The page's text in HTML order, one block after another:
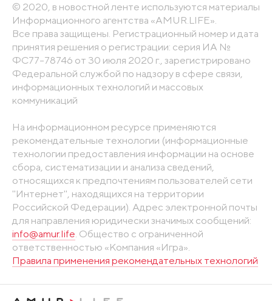
© 2020, в новостной ленте используются материалы
Информационного агентства «AMUR.LIFE».
Все права защищены. Регистрационный номер и дата
принятия решения о регистрации: серия ИА №
ФС77-78746 от 30 июля 2020 г., зарегистрировано
Федеральной службой по надзору в сфере связи,
информационных технологий и массовых
коммуникаций
На информационном ресурсе применяются
рекомендательные технологии (информационные
технологии предоставления информации на основе
сбора, систематизации и анализа сведений,
относящихся к предпочтениям пользователей сети
"Интернет", находящихся на территории
Российской Федерации). Адрес электронной почты
для направления юридически значимых сообщений:
info@amur.life. Общество с ограниченной
ответственностью «Компания «Игра».
Правила применения рекомендательных технологий